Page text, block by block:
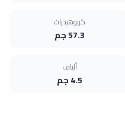
كربوهيدرات
57.3 جم
ألياف
4.5 جم